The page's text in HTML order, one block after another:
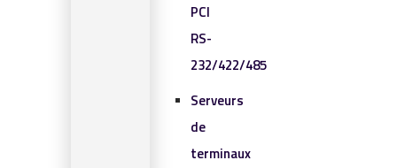
PCI
RS-
232/422/485
Serveurs
de
terminaux